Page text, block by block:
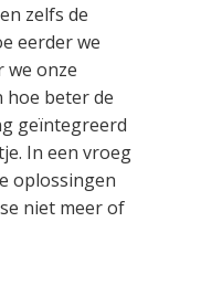
zelfs de
eerder we
we onze
beter de
geïntegreerd
In een vroeg
oplossingen
niet meer of